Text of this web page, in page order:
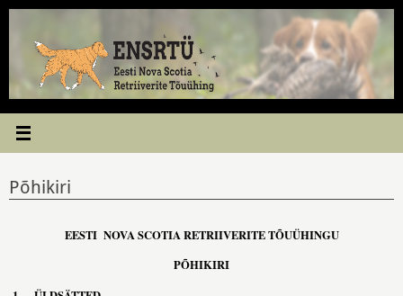
Skip
Põhikiri
EESTI NOVA SCOTIA RETRIIVERITE TÕUÜHINGU
PÕHIKIRI